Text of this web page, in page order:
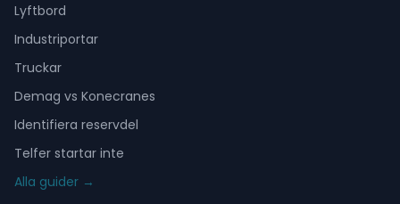
Lyftbord
Industriportar
Truckar
Demag vs Konecranes
Identifiera reservdel
Telfer startar inte
Alla guider →